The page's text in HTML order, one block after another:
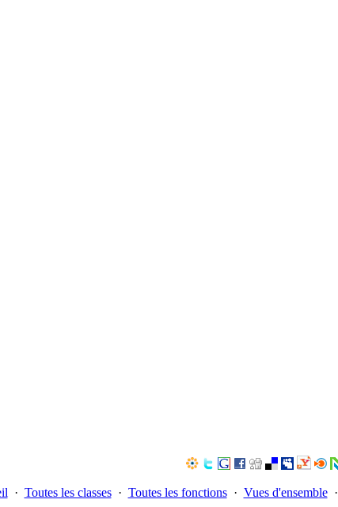
· Toutes les classes· Toutes les fonctions· Vues d'ensemble·